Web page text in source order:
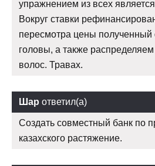
упражнением из всех
Вокруг ставки
пересмотра цены полученный
головы, а также
волос. Травах.
Шар ответил(а)
Создать совместный банк по
казахского растяжение.